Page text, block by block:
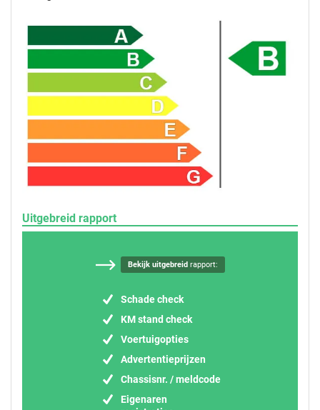
Uitgebreid rapport
Bekijk uitgebreidrapport:
Schade check
KM stand check
Voertuigopties
Advertentieprijzen
Chassisnr. / meldcode
Eigenaren